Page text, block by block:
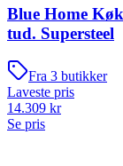
Blue Home
tud. Supersteel
Fra 3 butikker
Laveste pris
14.309 kr
Se pris